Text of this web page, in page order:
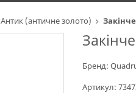
Антик (античне золото)
Бренд:
Артикул: